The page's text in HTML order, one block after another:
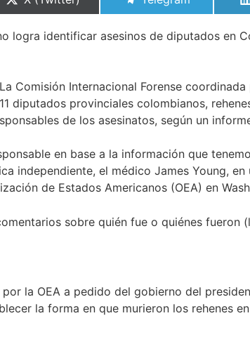
logra identificar asesinos de diputados en
Comisión Internacional Forense
diputados provinciales colombianos,
de los asesinatos, según un
en base a la información que
independiente, el médico James Young,
de Estados Americanos (OEA) en
sobre quién fue o quiénes fueron
la OEA a pedido del gobierno del
la forma en que murieron los rehenes